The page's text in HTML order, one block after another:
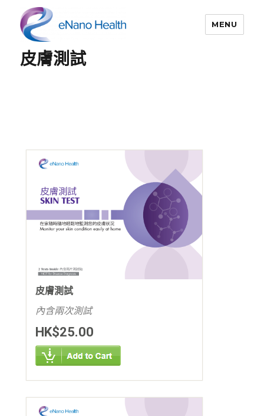
依納康科技
MENU
皮膚測試
皮膚測試
內含兩次測試
HK$25.00